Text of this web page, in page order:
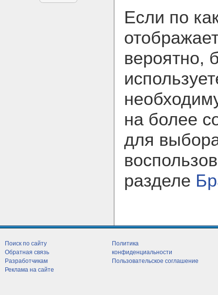
Если по
вероятно,
на более
для
разделе
Поиск по сайту
Обратная связь
Разработчикам
Реклама на сайте
Политика
конфиденциальности
Пользовательское соглашение